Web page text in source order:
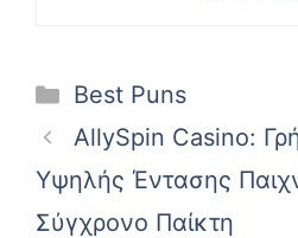
Categories
Best Puns
AllySpin Casino:
Υψηλής Έντασης
Σύγχρονο Παίκτη